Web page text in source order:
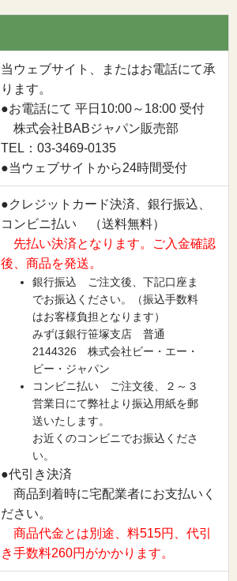
当ウェブサイト、またはお電話にて承
ります。
●お電話にて 平日10:00～18:00 受付
株式会社BABジャパン販売部
TEL：03-3469-0135
●当ウェブサイトから24時間受付
●クレジットカード決済、銀行振込、
コンビニ払い （送料無料）
先払い決済となります。ご入金確認
後、商品を発送。
銀行振込 ご注文後、下記口座ま
でお振込ください。（振込手数料
はお客様負担となります）
みずほ銀行笹塚支店 普通
2144326 株式会社ビー・エー・
ビー・ジャパン
コンビニ払い ご注文後、２～３
営業日にて弊社より振込用紙を郵
送いたします。
お近くのコンビニでお振込くださ
い。
●代引き決済
商品到着時に宅配業者にお支払いく
ださい。
商品代金とは別途、料515円、代引
き手数料260円がかかります。